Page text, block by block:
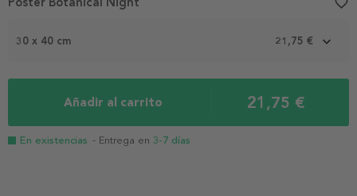
30 x 40 cm 21,75 €
Añadir al carrito 21,75 €
En existencias - Entrega en 3-7 días